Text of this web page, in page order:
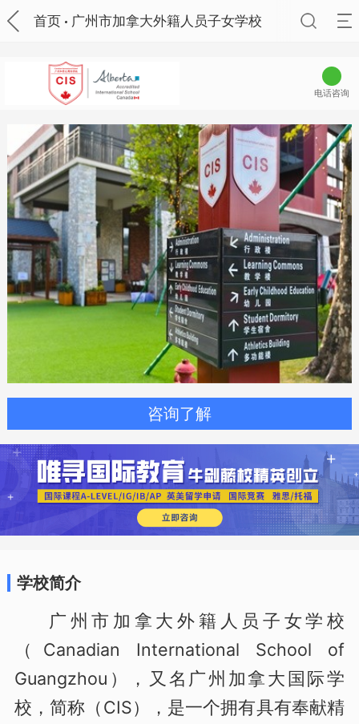
首页 广州市加拿大外籍人员子女学校
电话咨询
咨询了解
学校简介
广州市加拿大外籍人员子女学校
（Canadian International School of
Guangzhou），又名广州加拿大国际学
校，简称（CIS），是一个拥有具有奉献精